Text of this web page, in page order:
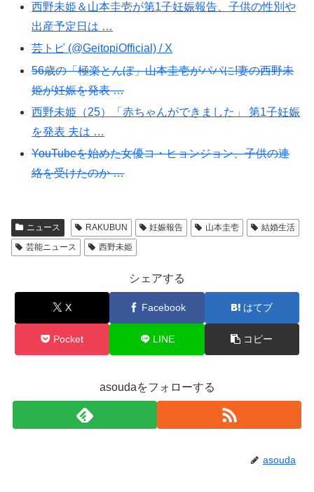
西野未姫＆山本圭壱が第1子妊娠報告、子供の性別や
出産予定日は …
芸トピ (@GeitopiOfficial) / X
56歳の「極楽とんぼ」山本圭壱がパパに!妻の西野未
姫が妊娠を発表 …
西野未姫（25）「赤ちゃんができました」 第1子妊娠
を発表 夫は …
YouTubeを始めた女優コ・ヒョンジョン、子供の連
絡を受けたのか …
ニュース RAKUBUN 妊娠報告 山本圭壱
結婚生活
芸能ニュース
西野未姫
シェアする
X Facebook はてブ
Pocket LINE コピー
asoudaをフォローする
asouda